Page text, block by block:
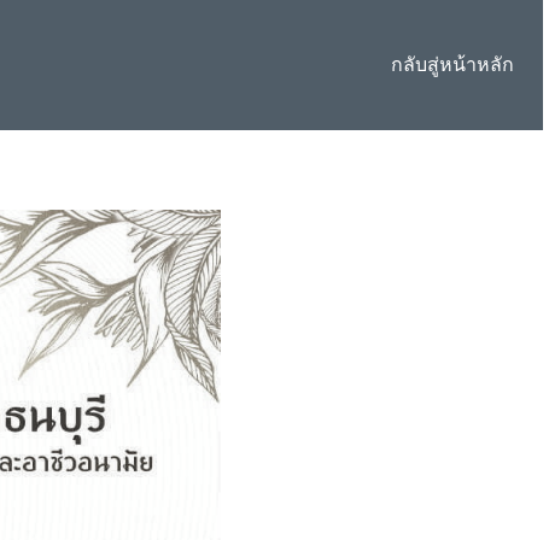
กลับสู่หน้าหลัก